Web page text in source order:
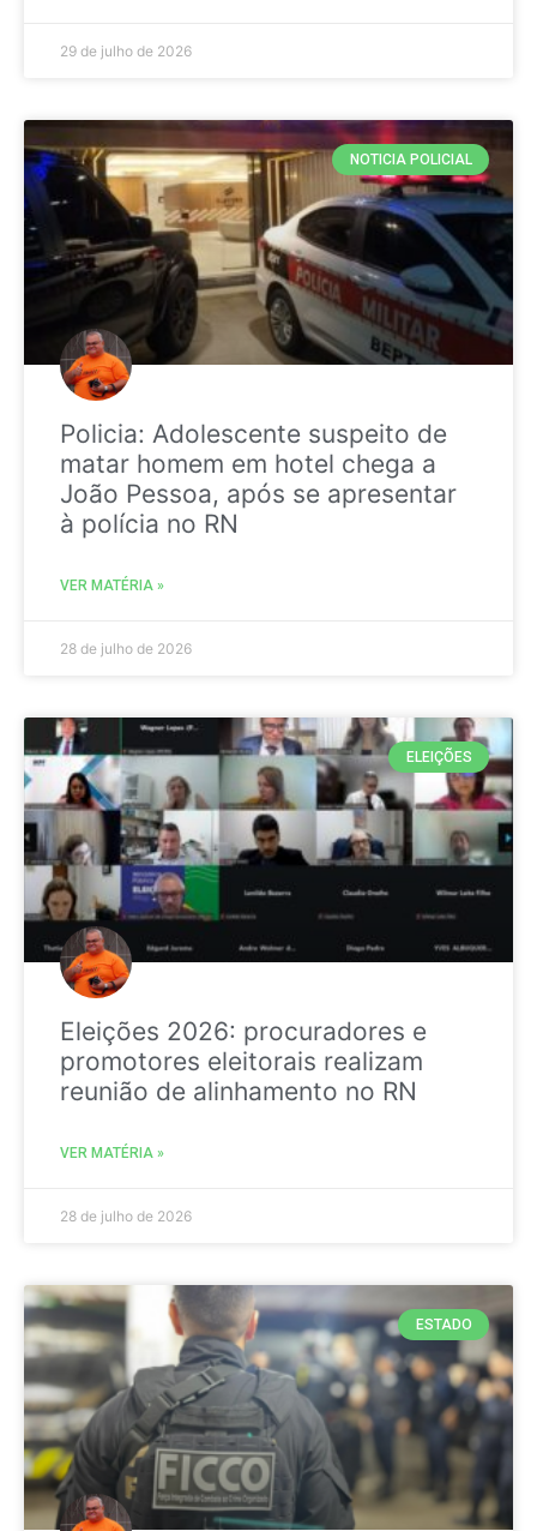
29 de julho de 2026
NOTICIA POLICIAL
Policia: Adolescente suspeito de
matar homem em hotel chega a
João Pessoa, após se apresentar
à polícia no RN
VER MATÉRIA »
28 de julho de 2026
ELEIÇÕES
Eleições 2026: procuradores e
promotores eleitorais realizam
reunião de alinhamento no RN
VER MATÉRIA »
28 de julho de 2026
ESTADO